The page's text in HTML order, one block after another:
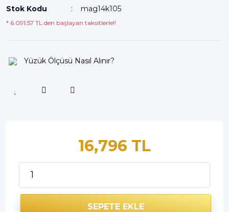
Stok Kodu
mag14k105
* 6.091,57 TL den başlayan taksitlerle!!
Yüzük Ölçüsü Nasıl Alınır?
16,796 TL
SEPETE EKLE